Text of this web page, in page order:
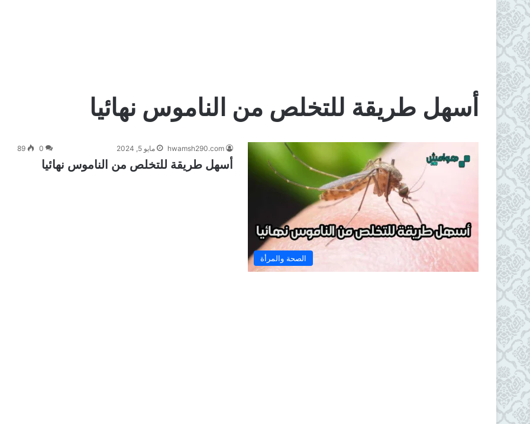
أسهل طريقة للتخلص من الناموس نهائيا
الصحة والمرأة
hwamsh290.com مايو 5, 2024 0
89
أسهل طريقة للتخلص من الناموس نهائيا